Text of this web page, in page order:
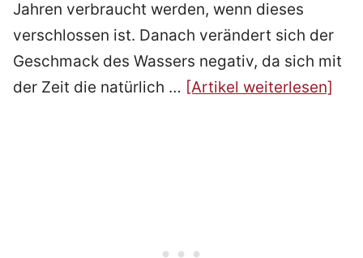
Jahren verbraucht werden, wenn dieses
verschlossen ist. Danach verändert sich der
Geschmack des Wassers negativ, da sich mit
der Zeit die natürlich … [Artikel weiterlesen]